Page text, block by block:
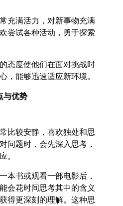
充满活力，对新事物充满
尝试各种活动，勇于探索
态度使他们在面对挑战时
，能够迅速适应新环境。
与优势
比较安静，喜欢独处和思
问题时，会先深入思考，
。
本书或观看一部电影后，
会花时间思考其中的含义
得更深刻的理解。这种思